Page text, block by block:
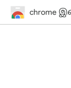
chrome